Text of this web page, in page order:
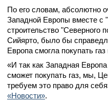
По его словам, абсолютно
Западной Европы вместе с
строительство "Северного
Сийярто, было бы
Европа смогла покупать газ
«И так как Западная
сможет покупать газ, мы,
требуем это право для
«Новости».